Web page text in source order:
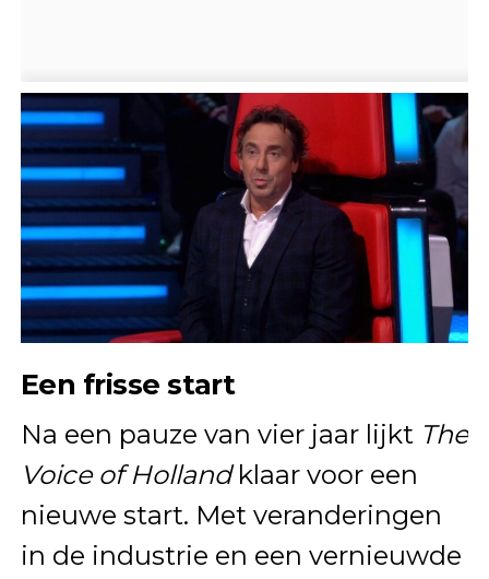
Een frisse start
Na een pauze van vier jaar lijkt The
Voice of Hollandklaar voor een
nieuwe start. Met veranderingen
in de industrie en een vernieuwde